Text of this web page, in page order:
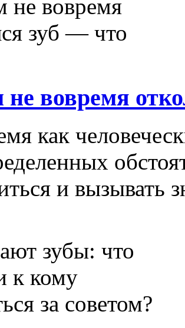
не вовремя
как
и вызывать